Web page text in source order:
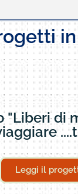
"Liberi di
Leggi il